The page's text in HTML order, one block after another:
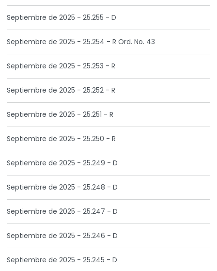
Septiembre de 2025 - 25.255 - D
Septiembre de 2025 - 25.254 - R Ord. No. 43
Septiembre de 2025 - 25.253 - R
Septiembre de 2025 - 25.252 - R
Septiembre de 2025 - 25.251 - R
Septiembre de 2025 - 25.250 - R
Septiembre de 2025 - 25.249 - D
Septiembre de 2025 - 25.248 - D
Septiembre de 2025 - 25.247 - D
Septiembre de 2025 - 25.246 - D
Septiembre de 2025 - 25.245 - D